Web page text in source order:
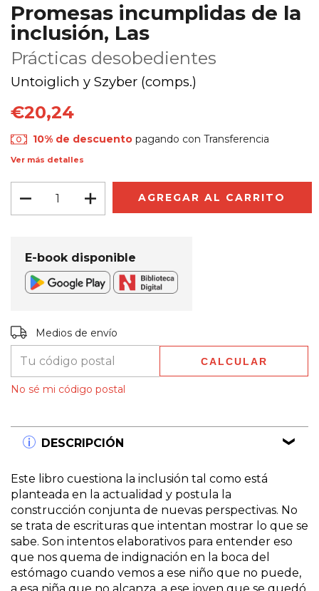
Promesas incumplidas de la
inclusión, Las
Prácticas desobedientes
Untoiglich y Szyber (comps.)
€20,24
10% de descuento pagando con Transferencia
Ver más detalles
E-book disponible
Entregas para el CP:
Medios de envío
CALCULAR
No sé mi código postal
DESCRIPCIÓN
Este libro cuestiona la inclusión tal como está
planteada en la actualidad y postula la
construcción conjunta de nuevas perspectivas. No
se trata de escrituras que intentan mostrar lo que se
sabe. Son intentos elaborativos para entender eso
que nos quema de indignación en la boca del
estómago cuando vemos a ese niño que no puede,